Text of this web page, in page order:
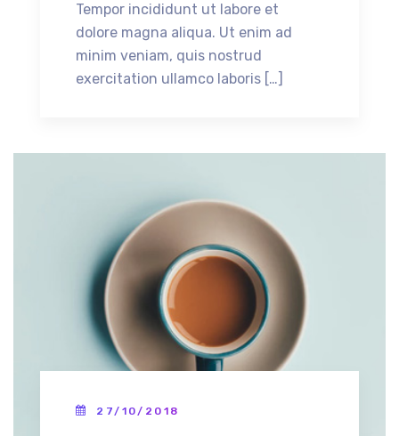
Tempor incididunt ut labore et
dolore magna aliqua. Ut enim ad
minim veniam, quis nostrud
exercitation ullamco laboris […]
27/10/2018